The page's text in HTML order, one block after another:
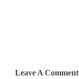
Leave A Comment